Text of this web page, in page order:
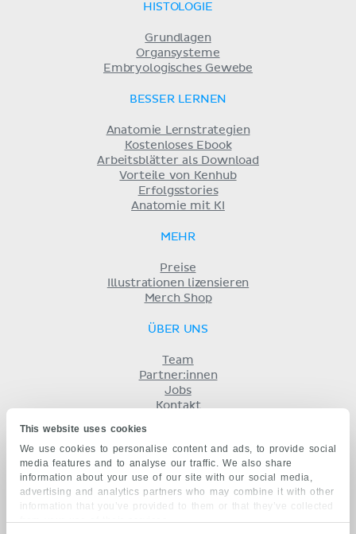
This website uses cookies
We use cookies to personalise content and ads, to provide social
media features and to analyse our traffic. We also share
information about your use of our site with our social media,
advertising and analytics partners who may combine it with other
information that you’ve provided to them or that they’ve collected
from your use of their services.
HISTOLOGIE
Grundlagen
Organsysteme
Embryologisches Gewebe
BESSER LERNEN
Anatomie Lernstrategien
Kostenloses Ebook
Arbeitsblätter als Download
Vorteile von Kenhub
Erfolgsstories
Anatomie mit KI
MEHR
Preise
Illustrationen lizensieren
Merch Shop
ÜBER UNS
Team
Partner:innen
Jobs
Kontakt
Geschäftsbedingungen
Datenschutz
KENHUB AUF...
English